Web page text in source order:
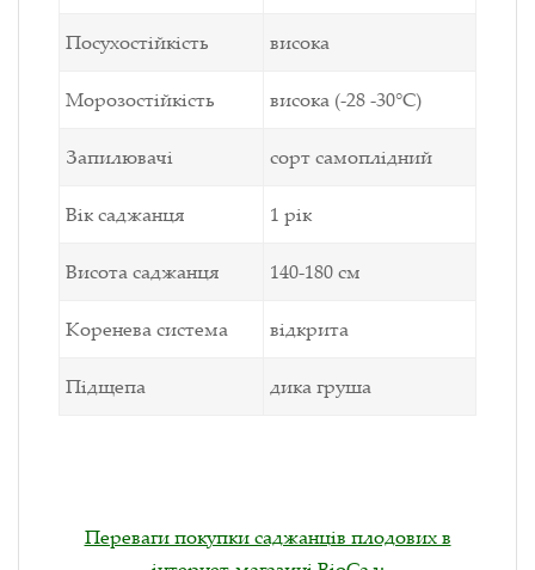
Посухостійкість висока
Морозостійкість висока (-28 -30°С)
Запилювачі сорт самоплідний
Вік саджанця 1 рік
Висота саджанця 140-180 см
Коренева система відкрита
Підщепа дика груша
Переваги покупки саджанців плодових в